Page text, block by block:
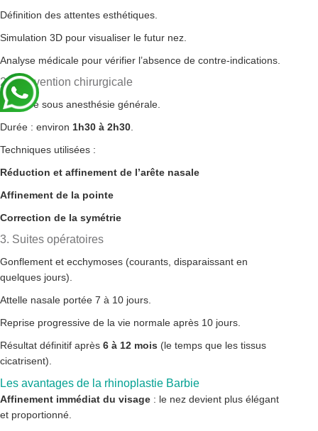
Définition des attentes esthétiques.
Simulation 3D pour visualiser le futur nez.
Analyse médicale pour vérifier l’absence de contre-indications.
2. Intervention chirurgicale
Réalisée sous anesthésie générale.
Durée : environ 1h30 à 2h30
Techniques utilisées :
Réduction et affinement de l’arête nasale
Affinement de la pointe
Correction de la symétrie
3. Suites opératoires
Gonflement et ecchymoses (courants, disparaissant en
quelques jours).
Attelle nasale portée 7 à 10 jours.
Reprise progressive de la vie normale après 10 jours.
Résultat définitif après 6 à 12 mois (le temps que les tissus
cicatrisent).
Les avantages de la rhinoplastie Barbie
Affinement immédiat du visage : le nez devient plus élégant
et proportionné.